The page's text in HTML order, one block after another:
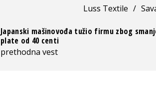
Luss Textile /
Japanski mašinovođa tužio firmu zbog
plate od 40 centi
prethodna vest